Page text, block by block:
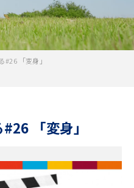
#26 「変身」
「変身」